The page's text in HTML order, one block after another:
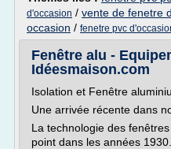
d'occasion / vente de fenetre
occasion / fenetre pvc
Fenêtre alu -
Idéesmaison.com
Isolation et Fenêtre
Une arrivée récente dans
La technologie des
point dans les années